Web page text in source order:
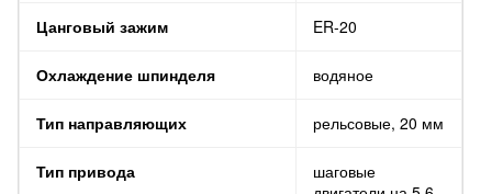
Цанговый зажим ER-20
Охлаждение шпинделя водяное
Тип направляющих рельсовые, 20 мм
Тип привода
шаговые